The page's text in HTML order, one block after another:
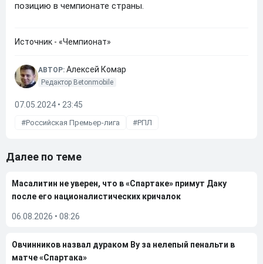
позицию в чемпионате страны.
Источник - «Чемпионат»
АВТОР: Алексей Комар
Редактор Betonmobile
07.05.2024 • 23:45
Российская Премьер-лига РПЛ
Далее по теме
Масалитин не уверен, что в «Спартаке» примут Даку
после его националистических кричалок
06.08.2026 • 08:26
Овчинников назвал дураком Ву за нелепый пенальти в
матче «Спартака»